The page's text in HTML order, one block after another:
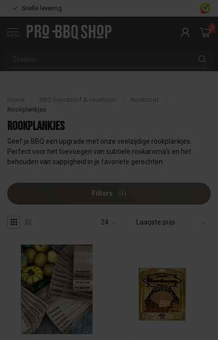
Snelle levering
MENU
0
Home BBQ brandstof & rookhout Rookhout
Rookplankjes
Rookplankjes
Geef je BBQ een upgrade met onze veelzijdige rookplankjes.
Perfect voor het toevoegen van subtiele rookaroma's en het
behouden van sappigheid in je favoriete gerechten.
Filters